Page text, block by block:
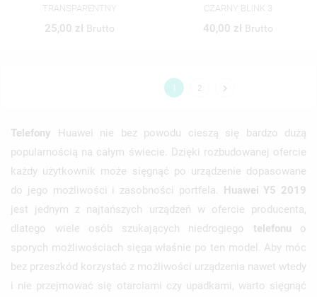
TRANSPARENTNY
25,00 zł Brutto
CZARNY BLINK 3
40,00 zł Brutto
1 2 
Telefony Huawei nie bez powodu cieszą się bardzo dużą
popularnością na całym świecie. Dzięki rozbudowanej ofercie
każdy użytkownik może sięgnąć po urządzenie dopasowane
do jego możliwości i zasobności portfela. Huawei Y5 2019
jest jednym z najtańszych urządzeń w ofercie producenta,
dlatego wiele osób szukających niedrogiego telefonu o
sporych możliwościach sięga właśnie po ten model. Aby móc
bez przeszkód korzystać z możliwości urządzenia nawet wtedy
i nie przejmować się otarciami czy upadkami, warto sięgnąć